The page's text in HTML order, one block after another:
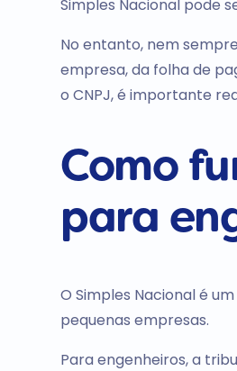
Simples Nacional pode
No entanto, nem
empresa, da folha de
o CNPJ, é importante
Como
para
O Simples Nacional é
pequenas empresas.
Para engenheiros, a